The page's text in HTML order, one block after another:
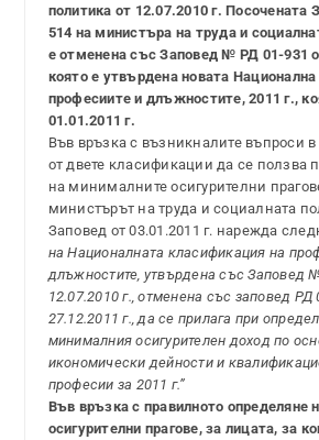
политика от 12.07.2010 г.
514 на министъра на труда и
е отменена със Заповед № РД 01-931
която е утвърдена новата
професиите и длъжностите, 2011 г.,
01.01.2011 г.
Във връзка с възникналите въпроси в
от двете класификации да се ползва
на минималните осигурителни
министърът на труда и социалната
Заповед от 03.01.2011 г. нарежда
на Националната класификация на
длъжностите, утвърдена със Заповед
12.07.2010 г., отменена със заповед РД
27.12.2011 г., да се прилага при
минималния осигурителен доход по
икономически дейности и
професии за 2011 г.”
Във връзка с правилното определяне
осигурителни прагове, за лицата, за